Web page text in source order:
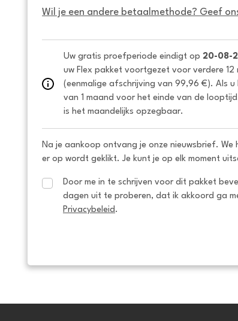
Wil je een andere betaalmethode? Geef
Uw gratis proefperiode eindigt op 20-08-
uw Flex pakket voortgezet voor verdere
(eenmalige afschrijving van 99,96 €). Als
van 1 maand voor het einde van de
is het maandelijks opzegbaar.
Na je aankoop ontvang je onze nieuwsbrief.
er op wordt geklikt. Je kunt je op elk moment
Door me in te schrijven voor dit pakket
dagen uit te proberen, dat ik akkoord ga
Privacybeleid .